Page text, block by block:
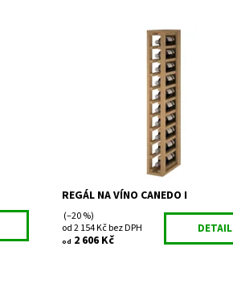
Dřevěný regál na uskladnění vína.
Smontováno z výroby
Skladem
EX2031
Expovinalia
2 roky
REGÁL NA VÍNO CANEDO I
(–20 %)
od 2 154 Kč bez DPH
od 2 606 Kč
DETAIL